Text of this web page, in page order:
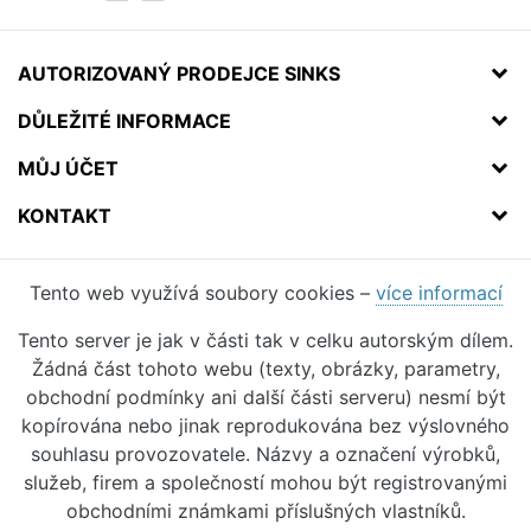
AUTORIZOVANÝ PRODEJCE SINKS
DŮLEŽITÉ INFORMACE
MŮJ ÚČET
KONTAKT
Tento web využívá soubory cookies – více informací
Tento server je jak v části tak v celku autorským dílem.
Žádná část tohoto webu (texty, obrázky, parametry,
obchodní podmínky ani další části serveru) nesmí být
kopírována nebo jinak reprodukována bez výslovného
souhlasu provozovatele. Názvy a označení výrobků,
služeb, firem a společností mohou být registrovanými
obchodními známkami příslušných vlastníků.